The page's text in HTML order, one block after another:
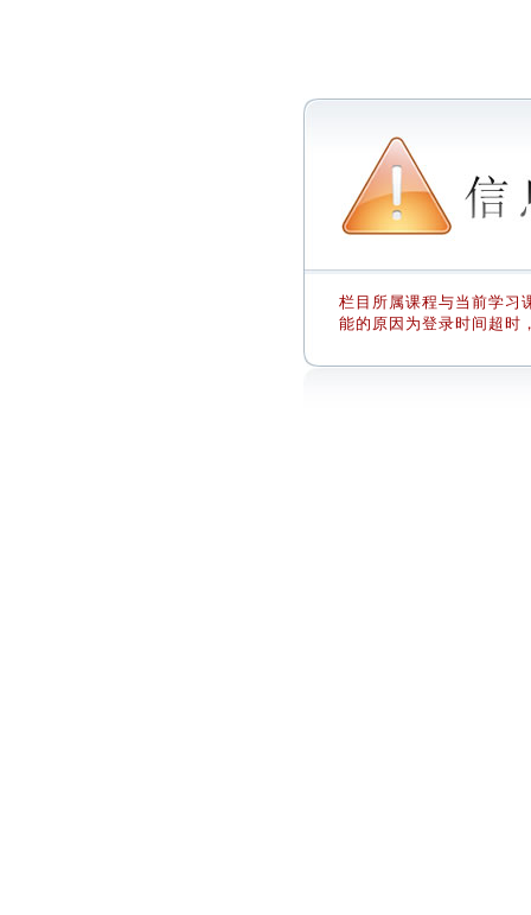
栏目所属课程与当前学习
能的原因为登录时间超时